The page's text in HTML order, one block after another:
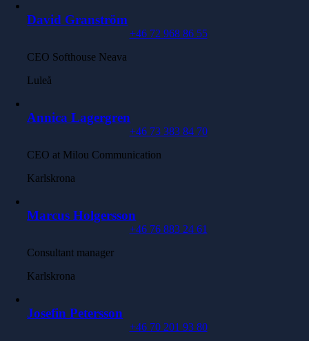
David Granström
+46 72 968 86 55
CEO Softhouse Neava
Luleå
Annica Lagergren
+46 73 383 84 70
CEO at Milou Communication
Karlskrona
Marcus Holgersson
+46 76 883 24 61
Consultant manager
Karlskrona
Josefin Petersson
+46 70 201 93 80